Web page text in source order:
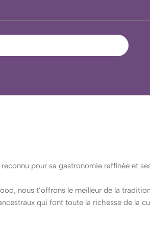
pour sa gastronomie raffinée et
nous t’offrons le meilleur de la
qui font toute la richesse de la